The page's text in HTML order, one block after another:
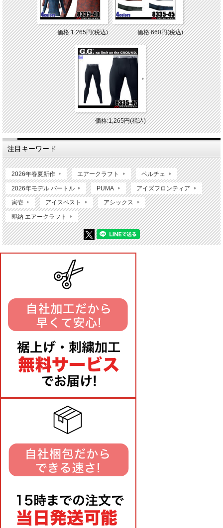
価格:1,265円(税込) 価格:660円(税込)
価格:1,265円(税込)
注目キーワード
2026年春夏新作 エアークラフト ペルチェ
2026年モデル バートル PUMA アイズフロンティア
寅壱 アイスベスト アシックス
即納 エアークラフト